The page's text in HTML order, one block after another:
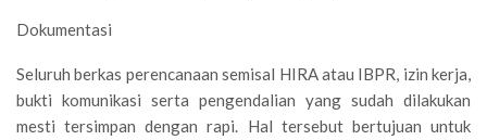
Dokumentasi
Seluruh berkas perencanaan semisal HIRA atau IBPR, izin kerja,
bukti komunikasi serta pengendalian yang sudah dilakukan
mesti tersimpan dengan rapi. Hal tersebut bertujuan untuk